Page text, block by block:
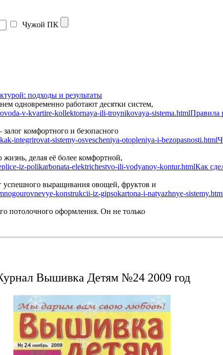
Чужой ПК
подходы и результаты
одновременно работают десятки систем,
Правила
комфортного и безопасного
делая её более комфортной,
Как
успешного выращивания овощей, фруктов и
потолочного оформления. Он не только
Вышивка Детям №24 2009 год